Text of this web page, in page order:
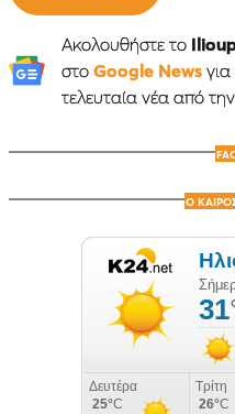
Ακολουθήστε το
στο Google Newsγια
τελευταία νέα από
Ο